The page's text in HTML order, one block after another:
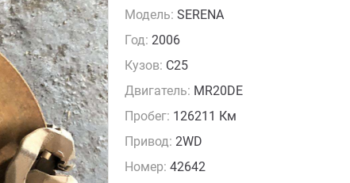
Модель: SERENA
Год: 2006
Кузов: C25
Двигатель: MR20DE
Пробег: 126211 Км
Привод: 2WD
Номер: 42642